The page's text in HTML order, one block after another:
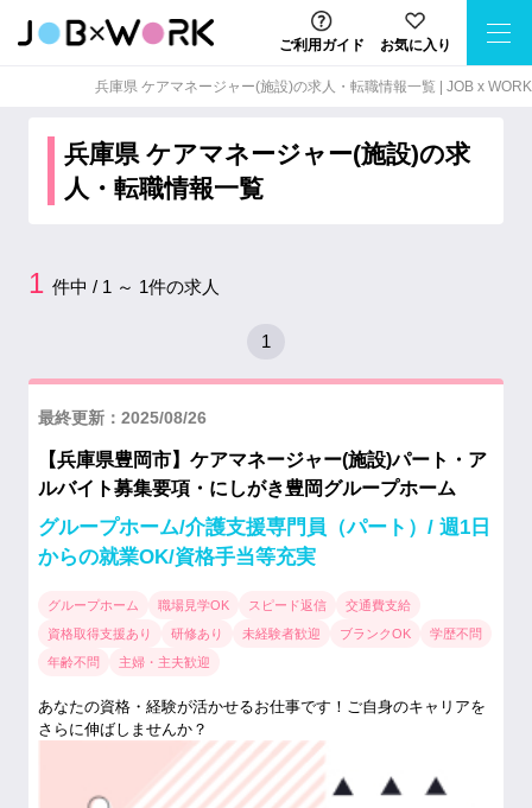
ご利用ガイド お気に入り
兵庫県 ケアマネージャー(施設)の求⼈・転職情報⼀覧 | JOB x WORK
兵庫県 ケアマネージャー(施設)の求
人・転職情報一覧
1 件中 / 1 ～ 1件の求人
1
最終更新：2025/08/26
【兵庫県豊岡市】ケアマネージャー(施設)パート・ア
ルバイト募集要項・にしがき豊岡グループホーム
グループホーム/介護支援専門員（パート）/ 週1日
からの就業OK/資格手当等充実
グループホーム 職場見学OK スピード返信
交通費支給
資格取得支援あり
研修あり 未経験者歓迎 ブランクOK
学歴不問
年齢不問
主婦・主夫歓迎
あなたの資格・経験が活かせるお仕事です！ご自身のキャリアを
さらに伸ばしませんか？